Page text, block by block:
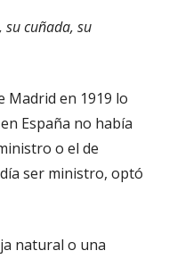
su cuñada, su
Madrid en 1919 lo
España no había
o el de
ser ministro, optó
natural o una